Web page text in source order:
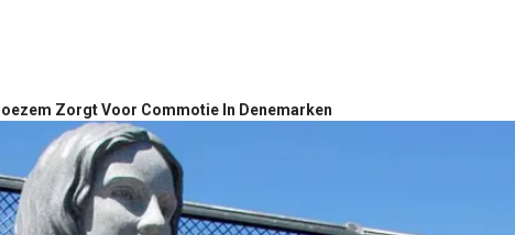
Zorgt Voor Commotie In Denemarken